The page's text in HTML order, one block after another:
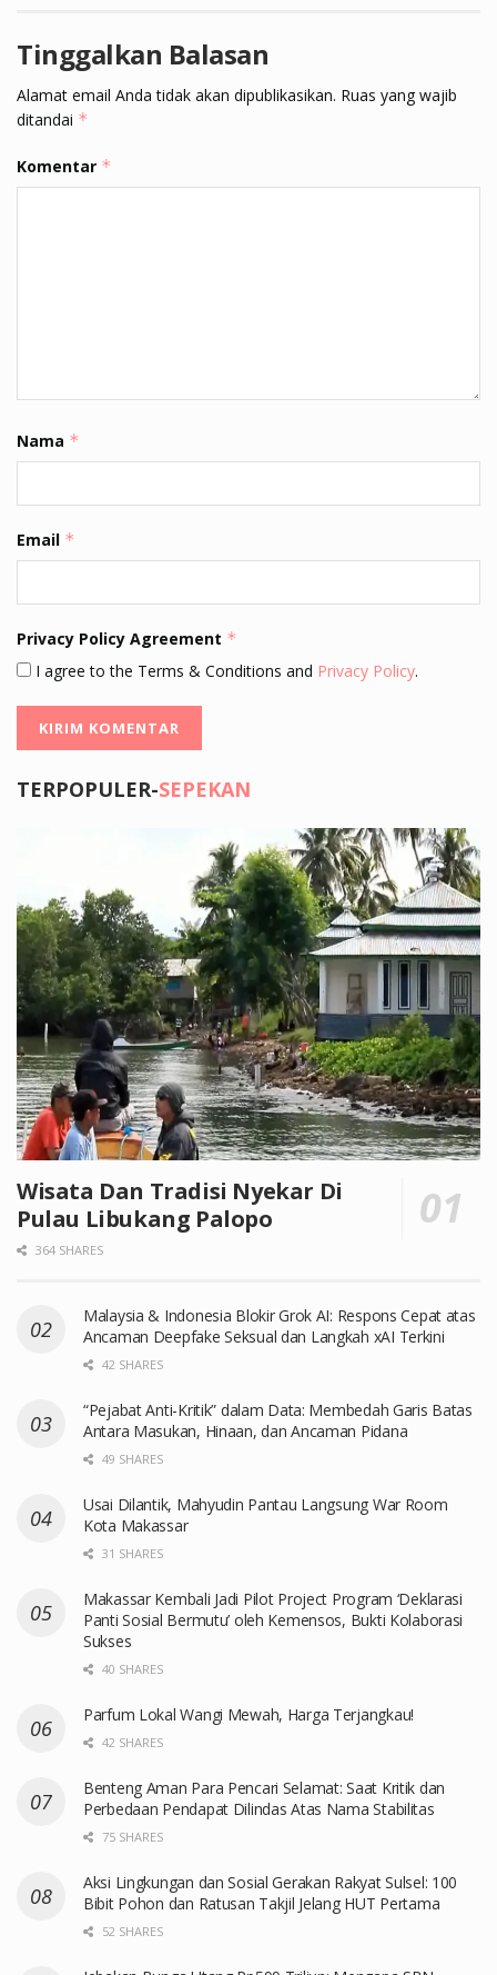
Tinggalkan Balasan
Alamat email Anda tidak akan dipublikasikan. Ruas yang wajib
ditandai *
Komentar *
Nama *
Email *
Privacy Policy Agreement *
I agree to the Terms & Conditions and Privacy Policy.
TERPOPULER-SEPEKAN
Wisata Dan Tradisi Nyekar Di
Pulau Libukang Palopo
364 SHARES
Malaysia & Indonesia Blokir Grok AI: Respons Cepat atas
Ancaman Deepfake Seksual dan Langkah xAI Terkini
42 SHARES
“Pejabat Anti-Kritik” dalam Data: Membedah Garis Batas
Antara Masukan, Hinaan, dan Ancaman Pidana
49 SHARES
Usai Dilantik, Mahyudin Pantau Langsung War Room
Kota Makassar
31 SHARES
Makassar Kembali Jadi Pilot Project Program ‘Deklarasi
Panti Sosial Bermutu’ oleh Kemensos, Bukti Kolaborasi
Sukses
40 SHARES
Parfum Lokal Wangi Mewah, Harga Terjangkau!
42 SHARES
Benteng Aman Para Pencari Selamat: Saat Kritik dan
Perbedaan Pendapat Dilindas Atas Nama Stabilitas
75 SHARES
Aksi Lingkungan dan Sosial Gerakan Rakyat Sulsel: 100
Bibit Pohon dan Ratusan Takjil Jelang HUT Pertama
52 SHARES